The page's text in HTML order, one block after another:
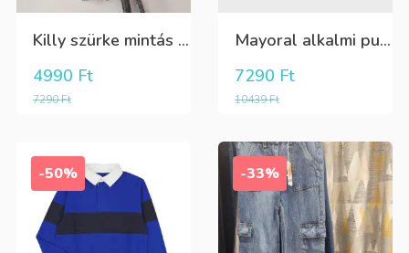
Killy szürke mintás rövidnadrág
7290Ft
4990 Ft
Mayoral alkalmi puha kék élre vasalt nadrág, behúzható derékrésszel
10439Ft
7290 Ft
-50% -33%